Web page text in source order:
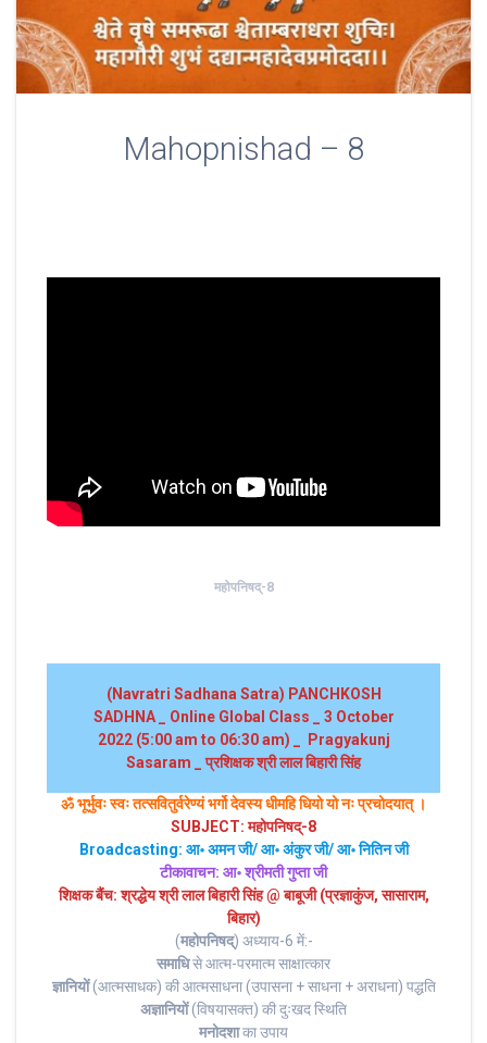
Mahopnishad – 8
महोपनिषद्-8
(Navratri Sadhana Satra) PANCHKOSH
SADHNA _ Online Global Class _ 3 October
2022 (5:00 am to 06:30 am) _ Pragyakunj
Sasaram _ प्रशिक्षक श्री लाल बिहारी सिंह
ॐ भूर्भुवः स्‍वः तत्‍सवितुर्वरेण्‍यं भर्गो देवस्य धीमहि धियो यो नः प्रचोदयात्‌ ।
SUBJECT: महोपनिषद्-8
Broadcasting: आ॰ अमन जी/ आ॰ अंकुर जी/ आ॰ नितिन जी
टीकावाचन: आ॰ श्रीमती गुप्ता जी
शिक्षक बैंच: श्रद्धेय श्री लाल बिहारी सिंह @ बाबूजी (प्रज्ञाकुंज, सासाराम,
बिहार)
(महोपनिषद्) अध्याय-6 में:-
समाधिसे आत्म-परमात्म साक्षात्कार
ज्ञानियों(आत्मसाधक) की आत्मसाधना (उपासना + साधना + अराधना) पद्धति
अज्ञानियों(विषयासक्त) की दुःखद स्थिति
मनोदशाका उपाय